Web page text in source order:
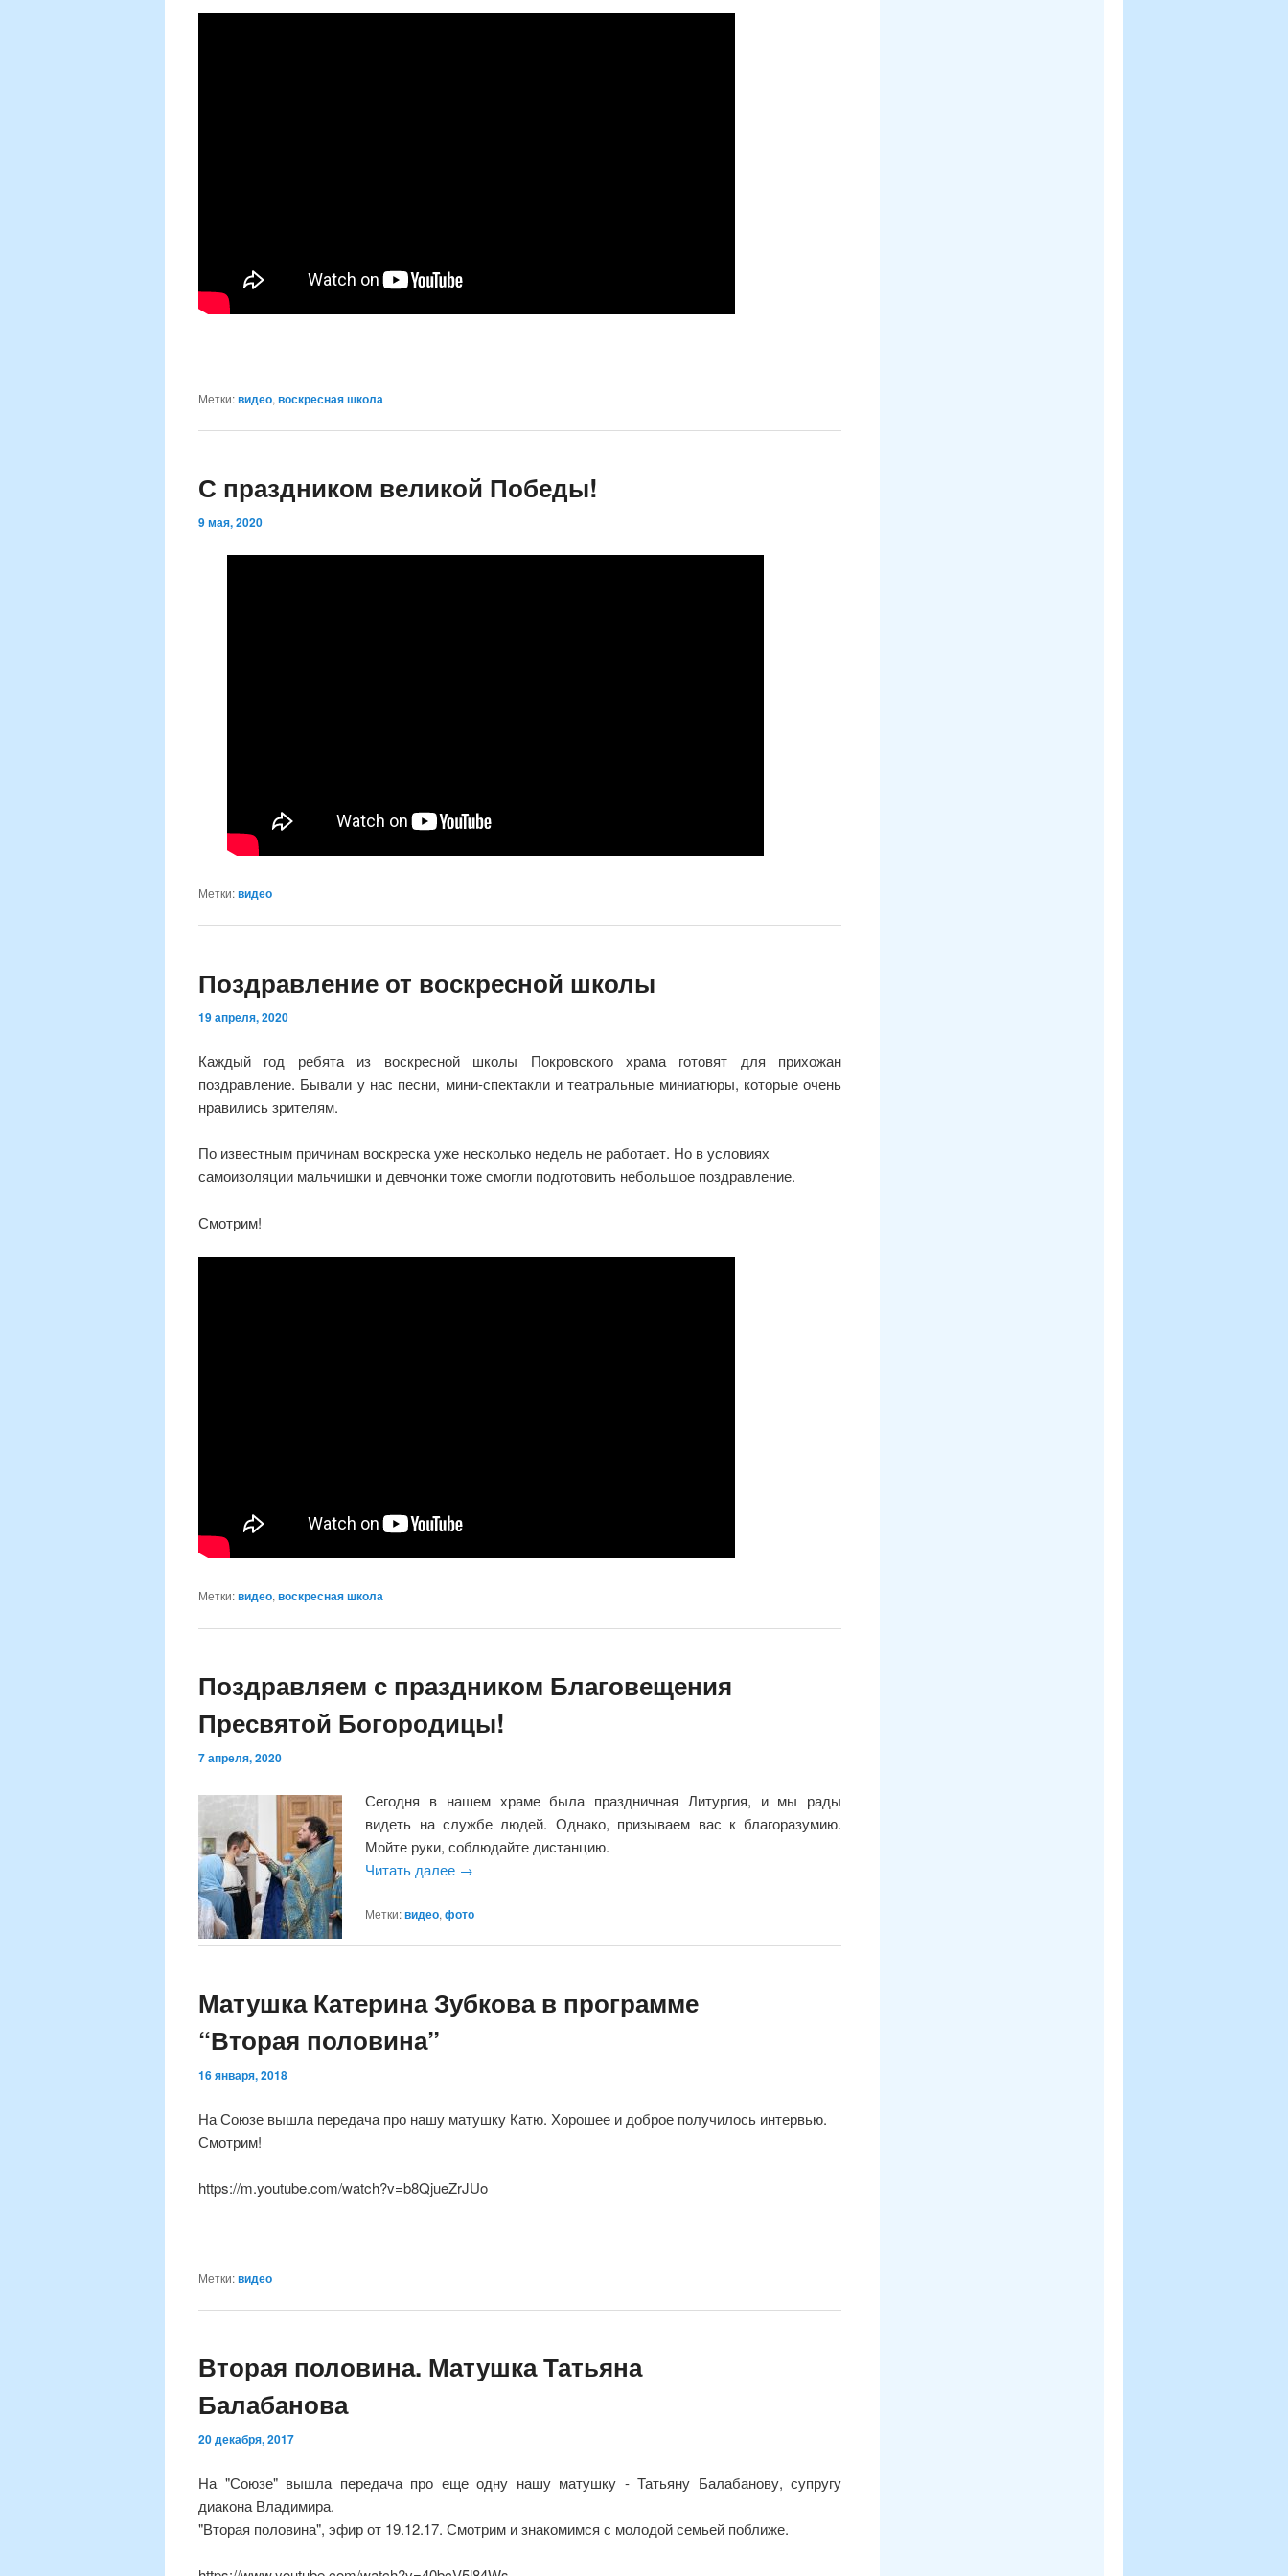
Метки:видео, воскресная школа
С праздником великой Победы!
9 мая, 2020
Метки:видео
Поздравление от воскресной школы
19 апреля, 2020
Каждый год ребята из воскресной школы Покровского храма готовят для прихожан
поздравление. Бывали у нас песни, мини-спектакли и театральные миниатюры, которые очень
нравились зрителям.
По известным причинам воскреска уже несколько недель не работает. Но в условиях
самоизоляции мальчишки и девчонки тоже смогли подготовить небольшое поздравление.
Смотрим!
Метки:видео, воскресная школа
Поздравляем с праздником Благовещения
Пресвятой Богородицы!
7 апреля, 2020
Сегодня в нашем храме была праздничная Литургия, и мы рады
видеть на службе людей. Однако, призываем вас к благоразумию.
Мойте руки, соблюдайте дистанцию.
Читать далее →
Метки:видео,фото
Матушка Катерина Зубкова в программе
“Вторая половина”
16 января, 2018
На Союзе вышла передача про нашу матушку Катю. Хорошее и доброе получилось интервью.
Смотрим!
https://m.youtube.com/watch?v=b8QjueZrJUo
Метки:видео
Вторая половина. Матушка Татьяна
Балабанова
20 декабря, 2017
На "Союзе" вышла передача про еще одну нашу матушку - Татьяну Балабанову, супругу
диакона Владимира.
"Вторая половина", эфир от 19.12.17. Смотрим и знакомимся с молодой семьей поближе.